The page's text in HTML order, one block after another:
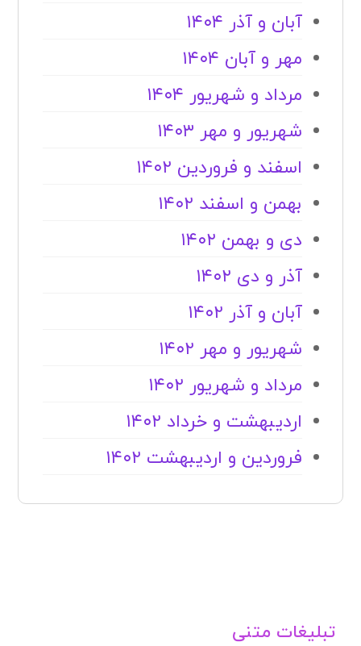
آبان و آذر ۱۴۰۴
مهر و آبان ۱۴۰۴
مرداد و شهریور ۱۴۰۴
شهریور و مهر ۱۴۰۳
اسفند و فروردین ۱۴۰۲
بهمن و اسفند ۱۴۰۲
دی و بهمن ۱۴۰۲
آذر و دی ۱۴۰۲
آبان و آذر ۱۴۰۲
شهریور و مهر ۱۴۰۲
مرداد و شهریور ۱۴۰۲
اردیبهشت و خرداد ۱۴۰۲
فروردین و اردیبهشت ۱۴۰۲
تبلیغات متنی